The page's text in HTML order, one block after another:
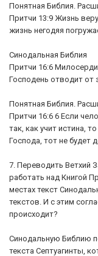
Понятная Библия.
Притчи 13:9 Жизнь
жизнь негодяя
Синодальная Библия
Притчи 16:6
Господень отводит от
Понятная Библия.
Притчи 16:6 6 Если
так, как учит истина,
Господа, тот не будет
7. Переводить Ветхий
работать над Книгой
местах текст
текстов. И с этим
происходит?
Синодальную Библию
текста Септуагинты,